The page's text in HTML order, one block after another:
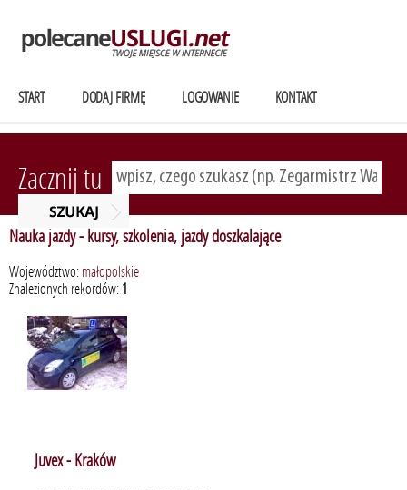
START DODAJ FIRMĘ LOGOWANIE KONTAKT
Zacznij tu
Nauka jazdy - kursy, szkolenia, jazdy doszkalające
Województwo: małopolskie
Znalezionych rekordów: 1
Juvex - Kraków